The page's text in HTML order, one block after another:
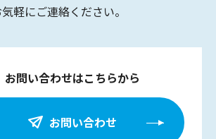
軽にご連絡ください。
お問い合わせはこちらから
お問い合わせ